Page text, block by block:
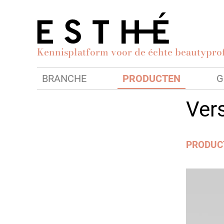
Kennisplatform voor de échte
BRANCHE PRODUCTEN